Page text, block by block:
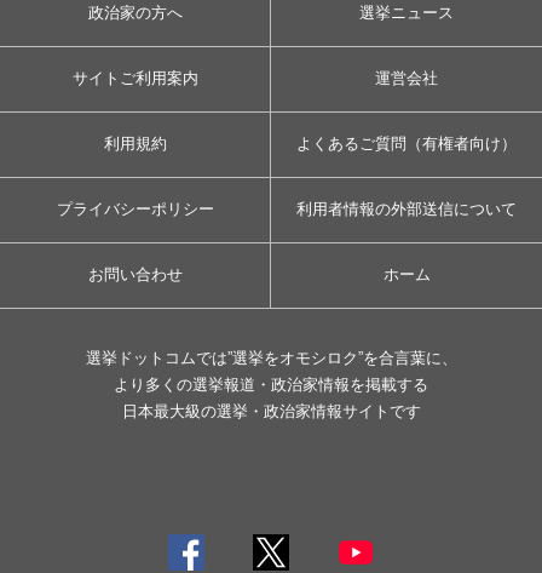
政治家の方へ 選挙ニュース
サイトご利用案内 運営会社
利用規約 よくあるご質問（有権者向け）
プライバシーポリシー 利用者情報の外部送信について
お問い合わせ ホーム
選挙ドットコムでは”選挙をオモシロク”を合言葉に、
より多くの選挙報道・政治家情報を掲載する
日本最大級の選挙・政治家情報サイトです